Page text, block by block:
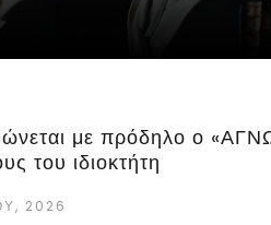
με πρόδηλο ο
του ιδιοκτήτη
2026